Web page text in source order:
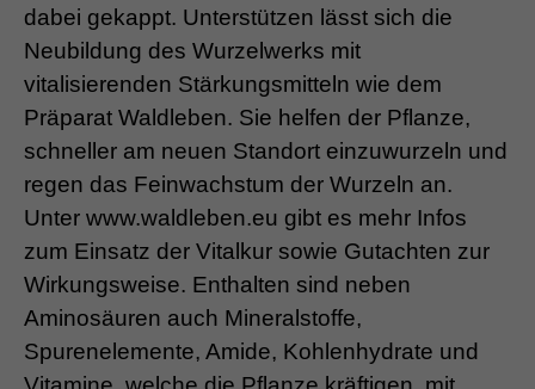
dabei gekappt. Unterstützen lässt sich die
Neubildung des Wurzelwerks mit
vitalisierenden Stärkungsmitteln wie dem
Präparat Waldleben. Sie helfen der Pflanze,
schneller am neuen Standort einzuwurzeln und
regen das Feinwachstum der Wurzeln an.
Unter www.waldleben.eu gibt es mehr Infos
zum Einsatz der Vitalkur sowie Gutachten zur
Wirkungsweise. Enthalten sind neben
Aminosäuren auch Mineralstoffe,
Spurenelemente, Amide, Kohlenhydrate und